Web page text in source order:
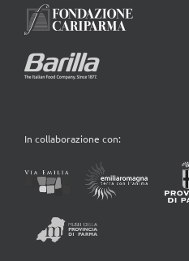
In collaborazione con: